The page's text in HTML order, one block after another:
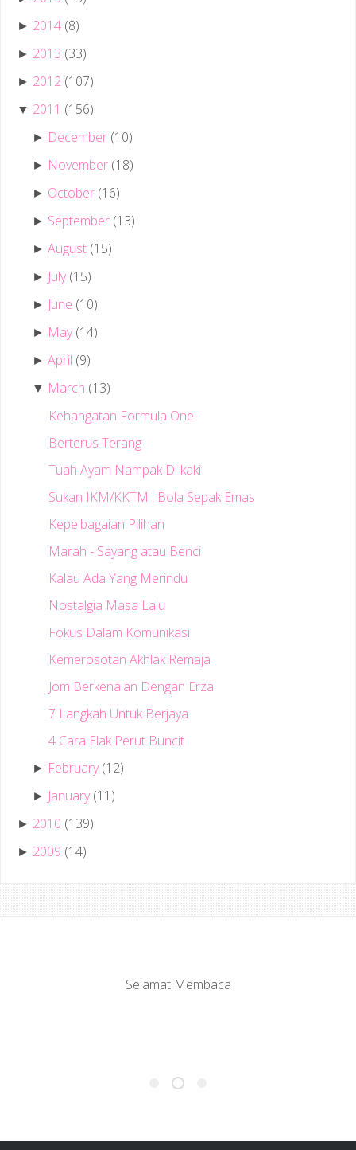
► 2014 (8)
► 2013 (33)
► 2012 (107)
▼ 2011 (156)
► December (10)
► November (18)
► October (16)
► September (13)
►August (15)
► July (15)
► June (10)
► May (14)
►April (9)
▼ March (13)
Kehangatan Formula One
Berterus Terang
Tuah Ayam Nampak Di kaki
Sukan IKM/KKTM : Bola Sepak Emas
Kepelbagaian Pilihan
Marah - Sayang atau Benci
Kalau Ada Yang Merindu
Nostalgia Masa Lalu
Fokus Dalam Komunikasi
Kemerosotan Akhlak Remaja
Jom Berkenalan Dengan Erza
7 Langkah Untuk Berjaya
4 Cara Elak Perut Buncit
► February (12)
► January (11)
► 2010 (139)
► 2009 (14)
Selamat Membaca